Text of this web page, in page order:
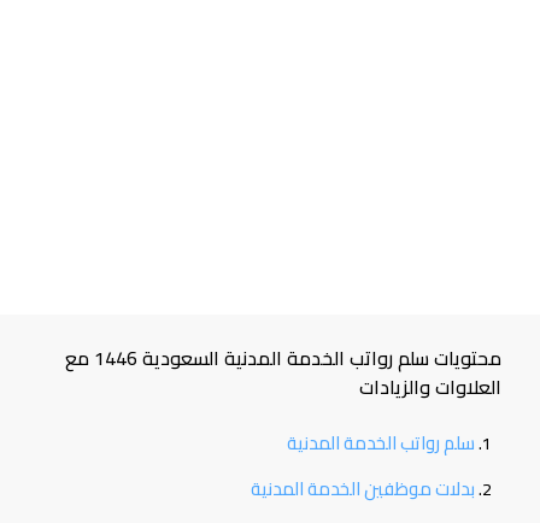
محتويات سلم رواتب الخدمة المدنية السعودية 1446 مع
العلاوات والزيادات
سلم رواتب الخدمة المدنية
بدلات موظفين الخدمة المدنية